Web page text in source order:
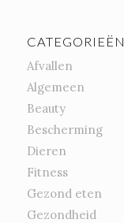
CATEGORIEËN
Afvallen
Algemeen
Beauty
Bescherming
Dieren
Fitness
Gezond eten
Gezondheid